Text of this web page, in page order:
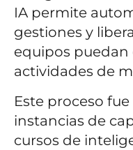
IA permite
gestiones y
equipos puedan
actividades de
Este proceso
instancias de
cursos de